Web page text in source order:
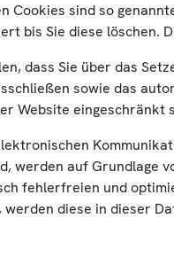
Cookies sind so
bis Sie diese löschen.
dass Sie über das
sowie das
Website eingeschränkt
werden auf Grundlage
fehlerfreien und
diese in dieser